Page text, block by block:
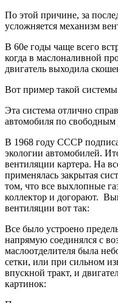
По этой причине, за
усложняется механизм
В 60е годы чаще всего
когда в маслоналивной
двигатель выходила
Вот пример такой системы
Эта система отлично
автомобиля по свободным
В 1968 году СССР
экологии автомобилей.
вентиляции картера. На
применялась закрытая
том, что все выхлопные
коллектор и догорают.
вентиляции вот так:
Все было устроено
напрямую соединялся с
маслоотделителя была
сетки, или при сильном
впускной тракт, и
картинок: